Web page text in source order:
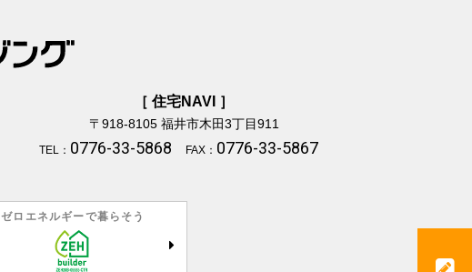
［ 住宅NAVI ］
〒918-8105福井市木田3丁目911
TEL： 0776-33-5868 FAX： 0776-33-5867
ゼロエネルギーで暮らそう